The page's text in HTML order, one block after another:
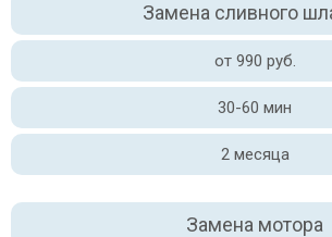
Замена сливного
от 990 руб.
30-60 мин
2 месяца
Замена мотора